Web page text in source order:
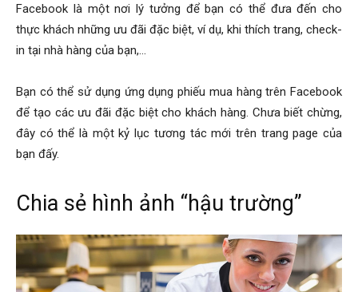
Facebook là một nơi lý tưởng để bạn có thể đưa đến cho
thực khách những ưu đãi đặc biệt, ví dụ, khi thích trang, check-
in tại nhà hàng của bạn,…
Bạn có thể sử dụng ứng dụng phiếu mua hàng trên Facebook
để tạo các ưu đãi đặc biệt cho khách hàng. Chưa biết chừng,
đây có thể là một kỷ lục tương tác mới trên trang page của
bạn đấy.
Chia sẻ hình ảnh “hậu trường”